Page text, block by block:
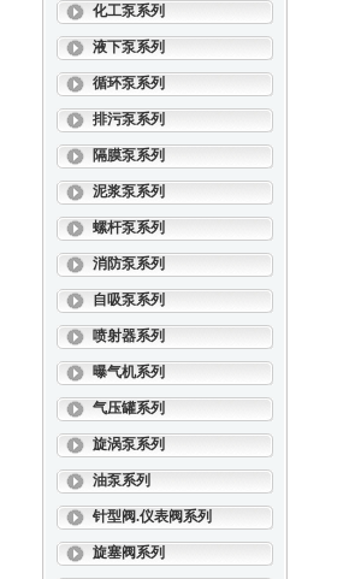
化工泵系列
液下泵系列
循环泵系列
排污泵系列
隔膜泵系列
泥浆泵系列
螺杆泵系列
消防泵系列
自吸泵系列
喷射器系列
曝气机系列
气压罐系列
旋涡泵系列
油泵系列
针型阀.仪表阀系列
旋塞阀系列